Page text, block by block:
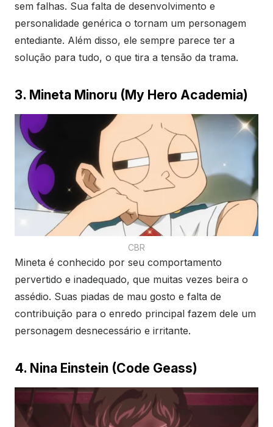
sem falhas. Sua falta de desenvolvimento e
personalidade genérica o tornam um personagem
entediante. Além disso, ele sempre parece ter a
solução para tudo, o que tira a tensão da trama.
3. Mineta Minoru (My Hero Academia)
CBR
Mineta é conhecido por seu comportamento
pervertido e inadequado, que muitas vezes beira o
assédio. Suas piadas de mau gosto e falta de
contribuição para o enredo principal fazem dele um
personagem desnecessário e irritante.
4. Nina Einstein (Code Geass)